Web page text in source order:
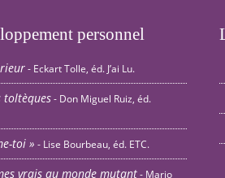
personnel
- Eckart Tolle, éd. J’ai Lu.
toltèques- Don Miguel Ruiz, éd.
toi » - Lise Bourbeau, éd. ETC.
vrais au monde mutant- Mario